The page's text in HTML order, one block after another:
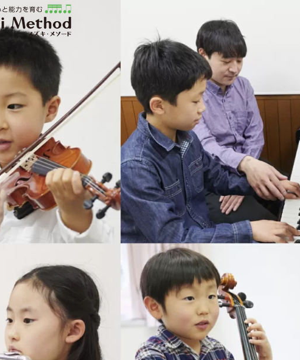
ド | 公益社団法人才能教育研究会